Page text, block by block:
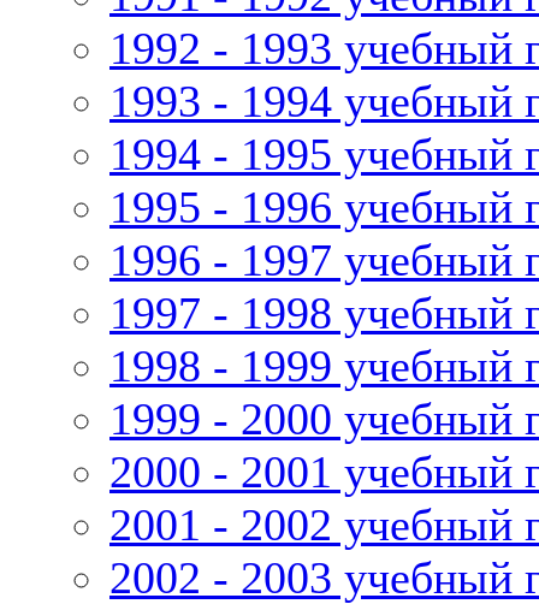
1992 - 1993 учебный
1993 - 1994 учебный
1994 - 1995 учебный
1995 - 1996 учебный
1996 - 1997 учебный
1997 - 1998 учебный
1998 - 1999 учебный
1999 - 2000 учебный
2000 - 2001 учебный
2001 - 2002 учебный
2002 - 2003 учебный